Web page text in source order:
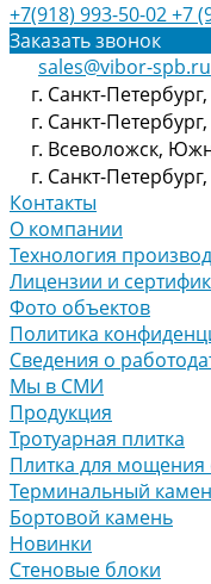
+7(918) 993-50-02+7
Заказать звонок
sales@vibor-spb.ru
г. Санкт-
г. Санкт-
г. Всеволожск,
г. Санкт-
Контакты
О компании
Технология
Лицензии и
Фото объектов
Политика
Сведения о
Мы в СМИ
Продукция
Тротуарная плитка
Плитка для мощения
Терминальный
Бортовой камень
Новинки
Стеновые блоки